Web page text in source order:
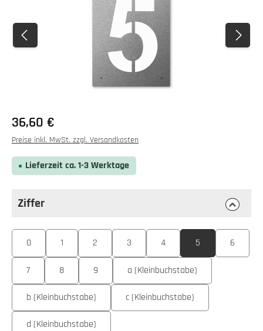
Regulärer Preis:
36,60 €
Preise inkl. MwSt. zzgl. Versandkosten
Lieferzeit ca. 1-3 Werktage
Ziffer
Zifferauswählen
0 1 2 3 4 5 6
7 8 9 a (Kleinbuchstabe)
b (Kleinbuchstabe) c (Kleinbuchstabe)
d (Kleinbuchstabe)